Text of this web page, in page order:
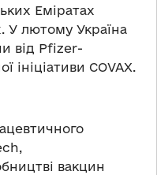
Еміратах
У лютому Україна
від Pfizer-
ініціативи COVAX.
вакцин